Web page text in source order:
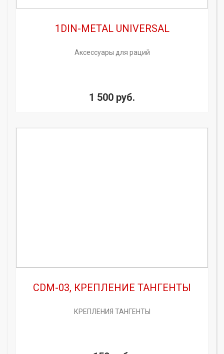
1DIN-METAL UNIVERSAL
Аксессуары для раций
1 500 руб.
CDM-03, КРЕПЛЕНИЕ ТАНГЕНТЫ
КРЕПЛЕНИЯ ТАНГЕНТЫ